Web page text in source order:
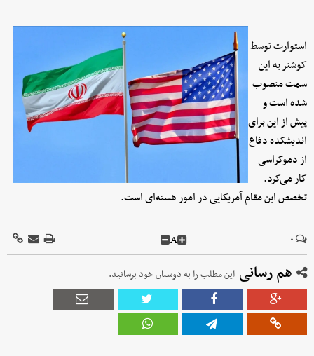
استوارت توسط
کوشنر به این
سمت منصوب
شده است و
پیش از این برای
اندیشکده دفاع
از دموکراسی
کار می‌کرد.
تخصص این مقام آمریکایی در امور هسته‌ای است.
۰ A
هم رسانی این مطلب را به دوستان خود برسانید.